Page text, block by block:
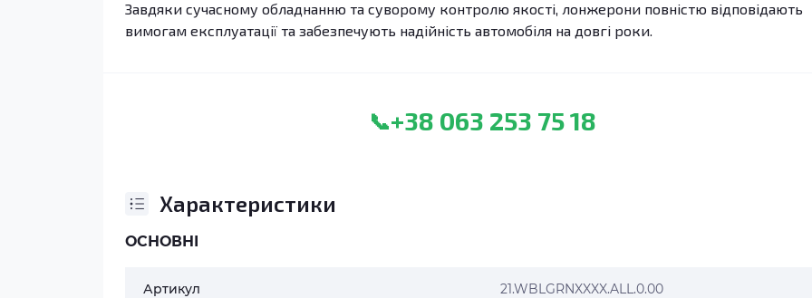
Завдяки сучасному обладнанню та суворому контролю якості, лонжерони повністю відповідають
вимогам експлуатації та забезпечують надійність автомобіля на довгі роки.
📞+38 063 253 75 18
Характеристики
ОСНОВНІ
Артикул 21.WBLGRNXXXX.ALL.0.00